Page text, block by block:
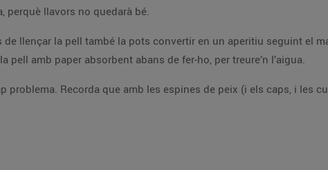
perquè llavors no quedarà bé.
llençar la pell també la pots convertir en un aperitiu seguint el
amb paper absorbent abans de fer-ho, per treure’n l’aigua.
problema. Recorda que amb les espines de peix (i els caps, i les